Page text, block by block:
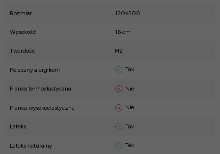
Rozmiar 120x200
Wysokość 16 cm
Twardość H2
Polecany alergikom Tak
Pianka termoelastyczna Nie
Pianka wysokoelastyczna Nie
Lateks Tak
Lateks naturalny Tak